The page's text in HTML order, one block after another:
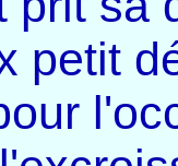
petit